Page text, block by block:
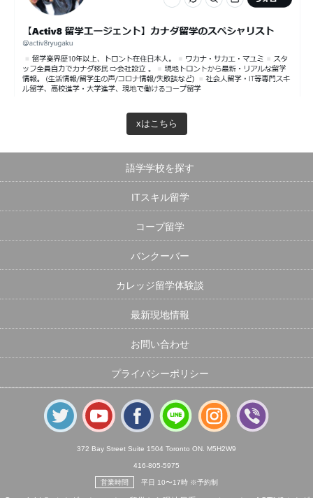
xはこちら
語学学校を探す
ITスキル留学
コープ留学
バンクーバー
カレッジ留学体験談
最新現地情報
お問い合わせ
プライバシーポリシー
372 Bay Street Suite 1504 Toronto ON. M5H2W9
416-805-5975
営業時間 平日 10〜17時 ※予約制